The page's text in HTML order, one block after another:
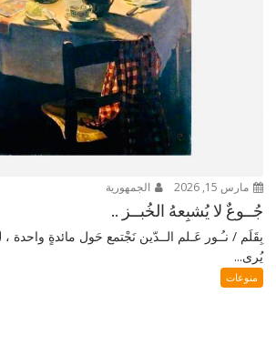
مارس 15, 2026 الجمهورية
جُــوعٌ لا يُشبِعهُ الخُبــز ..
بِقَلَم / نـُـور عَـلم الــدّين نَجْتمع حَول مائدةٍ واحدة
يُرى...
منوعات